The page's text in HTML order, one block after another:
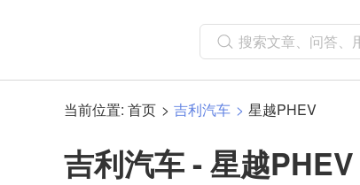
当前位置: 首页 吉利汽车 星越PHEV
吉利汽车 - 星越PHEV